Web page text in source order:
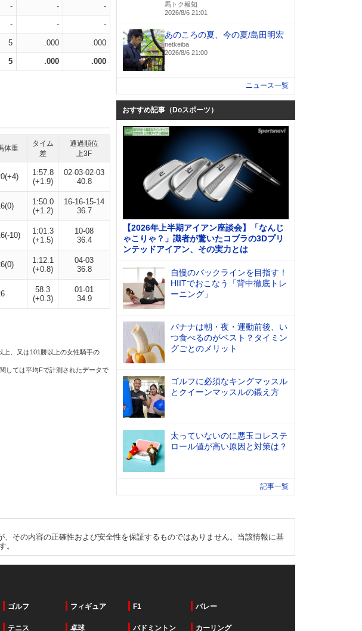
- - -
- - -
5 .000 .000
5 .000 .000
体重
タイム
差
通過順位
上3F
1:57.8
(+1.9)
02-03-02-03
40.8
1:50.0
(+1.2)
16-16-15-14
36.7
10)
1:01.3
(+1.5)
10-08
36.4
1:12.1
(+0.8)
04-03
36.8
58.3
(+0.3)
01-01
34.9
、又は101勝以上の女性騎手の
しては平均Fで計測されたデータで
馬トク報知
2026/8/6 21:01
あのころの夏、今の夏/島田明宏
netkeiba
2026/8/6 21:00
ニュース一覧
おすすめ記事（Doスポーツ）
【2026年上半期アイアン座談会】「なんじ
ゃこりゃ？」識者が驚いたコブラの3Dプリ
ンテッドアイアン、その実力とは
自慢のバックラインを目指す！
HIITでおこなう「背中徹底トレ
ーニング」
バナナは朝・夜・運動前後、い
つ食べるのがベスト？タイミン
グごとのメリット
ゴルフに必須なキングマッスル
とクイーンマッスルの鍛え方
太っていないのに悪玉コレステ
ロール値が高い原因と対策は？
記事一覧
その内容の正確性および安全性を保証するものではありません。当該情報に基
。
ゴルフ フィギュア F1 バレー
テニス 卓球 バドミントン カーリング